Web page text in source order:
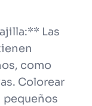
Las
como
Colorear
pequeños